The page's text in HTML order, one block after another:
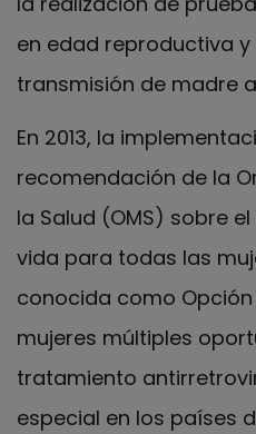
en edad reproductiva
transmisión de madre
En 2013, la
recomendación de la
la Salud (OMS) sobre
vida para todas las
conocida como
mujeres múltiples
tratamiento
especial en los países